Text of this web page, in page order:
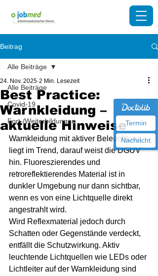
Termin
Nachricht
Beitrag
Alle Beiträge
Covid-19
Fort-/Weiterbildungen
Alle Beiträge
Best Practice:
Warnkleidung –
aktuelle Hinweise
24. Nov. 2025 2 Min. Lesezeit
Warnkleidung mit aktiver Beleuchtung
liegt im Trend, darauf weist die DGUV
hin. Fluoreszierendes und
retroreflektierendes Material ist in
dunkler Umgebung nur dann sichtbar,
wenn es von eine Lichtquelle direkt
angestrahlt wird.
Wird Reflexmaterial jedoch durch
Schatten oder Gegenstände verdeckt,
entfällt die Schutzwirkung. Aktiv
leuchtende Lichtquellen wie LEDs oder
Lichtleiter auf der Warnkleidung sind